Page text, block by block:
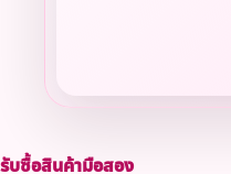
รับซื้อสินค้ามือสอง